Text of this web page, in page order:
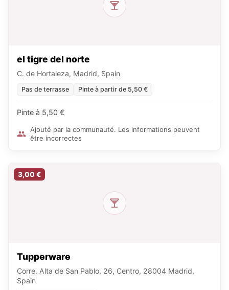
el tigre del norte
C. de Hortaleza, Madrid, Spain
Pas de terrasse Pinte à partir de 5,50 €
Pinte à 5,50 €
Ajouté par la communauté. Les informations peuvent
être incorrectes
3,00 €
Tupperware
Corre. Alta de San Pablo, 26, Centro, 28004 Madrid,
Spain